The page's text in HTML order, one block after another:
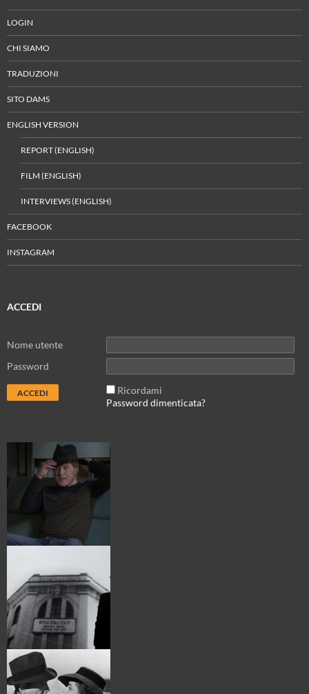
LOGIN
CHI SIAMO
TRADUZIONI
SITO DAMS
ENGLISH VERSION
REPORT (ENGLISH)
FILM (ENGLISH)
INTERVIEWS (ENGLISH)
FACEBOOK
INSTAGRAM
ACCEDI
Nome utente
Password
Ricordami
Password dimenticata?